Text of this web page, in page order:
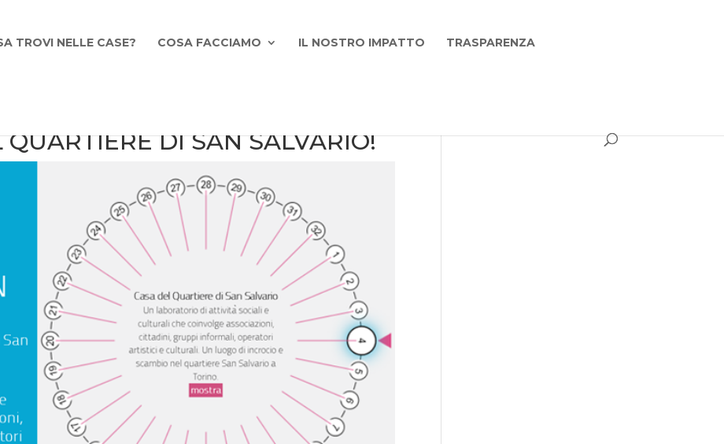
TROVI NELLE CASE? COSA FACCIAMO IL NOSTRO IMPATTO TRASPARENZA
DI SAN SALVARIO!